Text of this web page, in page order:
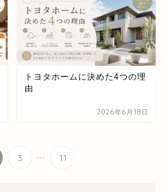
トヨタホームに決めた4つの理
由
2026年6月18日
3 ... 11